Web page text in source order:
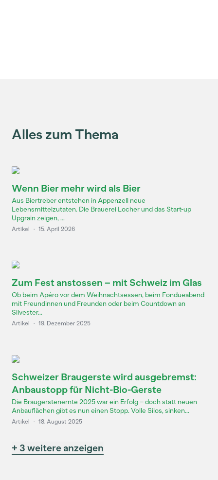
Alles zum Thema
Wenn Bier mehr wird als Bier
Aus Biertreber entstehen in Appenzell neue
Lebensmittelzutaten. Die Brauerei Locher und das Start-up
Upgrain zeigen, ...
Artikel · 15. April 2026
Zum Fest anstossen – mit Schweiz im Glas
Ob beim Apéro vor dem Weihnachtsessen, beim Fondueabend
mit Freundinnen und Freunden oder beim Countdown an
Silvester...
Artikel · 19. Dezember 2025
Schweizer Braugerste wird ausgebremst:
Anbaustopp für Nicht-Bio-Gerste
Die Braugerstenernte 2025 war ein Erfolg – doch statt neuen
Anbauflächen gibt es nun einen Stopp. Volle Silos, sinken...
Artikel · 18. August 2025
+ 3 weitere anzeigen